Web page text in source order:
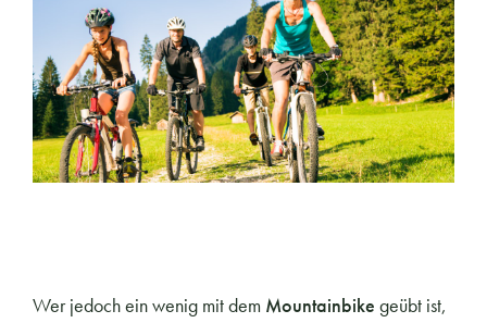
Wer jedoch ein wenig mit dem Mountainbike geübt ist,